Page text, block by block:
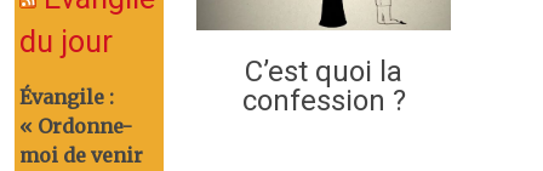
du jour
Évangile :
« Ordonne-
moi de venir
C’est quoi la
confession ?